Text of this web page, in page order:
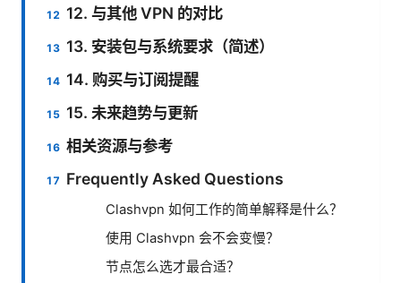
12. 与其他 VPN 的对比
13. 安装包与系统要求（简述）
14. 购买与订阅提醒
15. 未来趋势与更新
相关资源与参考
Frequently Asked Questions
Clashvpn 如何工作的简单解释是什么？
使用 Clashvpn 会不会变慢？
节点怎么选才最合适？